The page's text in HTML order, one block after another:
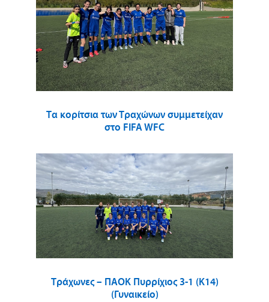
Τα κορίτσια των Τραχώνων συμμετείχαν
στο FIFA WFC
Τράχωνες – ΠΑΟΚ Πυρρίχιος 3-1 (Κ14)
(Γυναικείο)